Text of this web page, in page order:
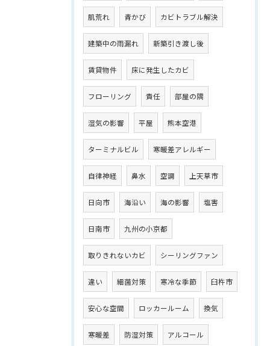
肌荒れ 青かび カビトラブル解決
建築中の雨漏れ 新築引き渡し後
賃貸物件 床に発生したカビ
フローリング 責任 部屋の隅
湿気の影響 平屋 熊本空港
ターミナルビル 寒暖差アレルギー
自律神経 鼻水 空調 上天草市
日向市 海沿い 海の影響 塩害
日南市 九州の小京都
取りきれないカビ シーリングファン
違い 細菌対策 寒冷な季節 臼杵市
安心な空間 ロッカールーム 換気
寒暖差 防湿対策 アルコール